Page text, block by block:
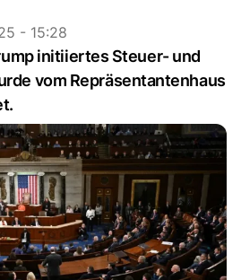
- 15:28
initiiertes Steuer- und
vom Repräsentantenhaus